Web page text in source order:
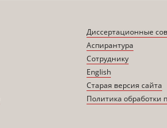
Диссертационные
Аспирантура
Сотруднику
English
Старая версия сайта
Политика обработки